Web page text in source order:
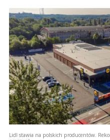
Lidl stawia na polskich producentów.